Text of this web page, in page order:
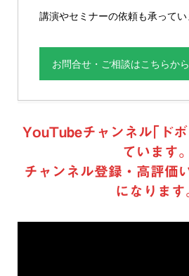
講演やセミナーの依頼も承ってい
お問合せ・ご相談はこちらから
YouTubeチャンネル｢ド
ています。
チャンネル登録・高評価
になります